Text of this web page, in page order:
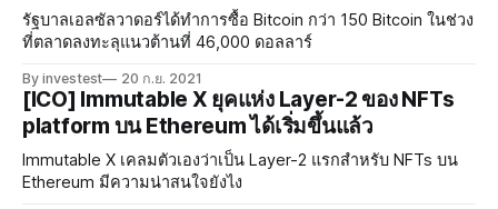
รัฐบาลเอลซัลวาดอร์ได้ทำการซื้อ Bitcoin กว่า 150 Bitcoin ในช่วง
ที่ตลาดลงทะลุแนวต้านที่ 46,000 ดอลลาร์
By investest 20 ก.ย. 2021
[ICO] Immutable X ยุคแห่ง Layer-2 ของ NFTs
platform บน Ethereum ได้เริ่มขึ้นแล้ว
Immutable X เคลมตัวเองว่าเป็น Layer-2 แรกสำหรับ NFTs บน
Ethereum มีความน่าสนใจยังไง